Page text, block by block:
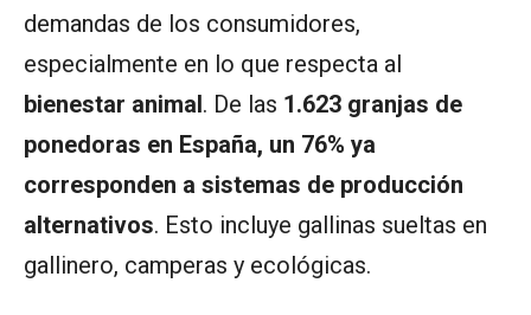
demandas de los consumidores,
especialmente en lo que respecta al
bienestar animal. De las 1.623 granjas de
ponedoras en España, un 76% ya
corresponden a sistemas de producción
alternativos. Esto incluye gallinas sueltas en
gallinero, camperas y ecológicas.